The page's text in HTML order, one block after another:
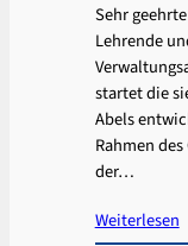
Sehr
Lehrende
startet die
Abels
Rahmen
der…
Weiterlesen